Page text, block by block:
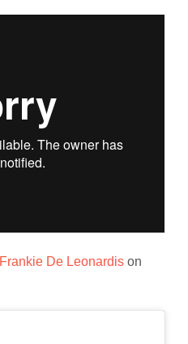
Frankie De Leonardis on